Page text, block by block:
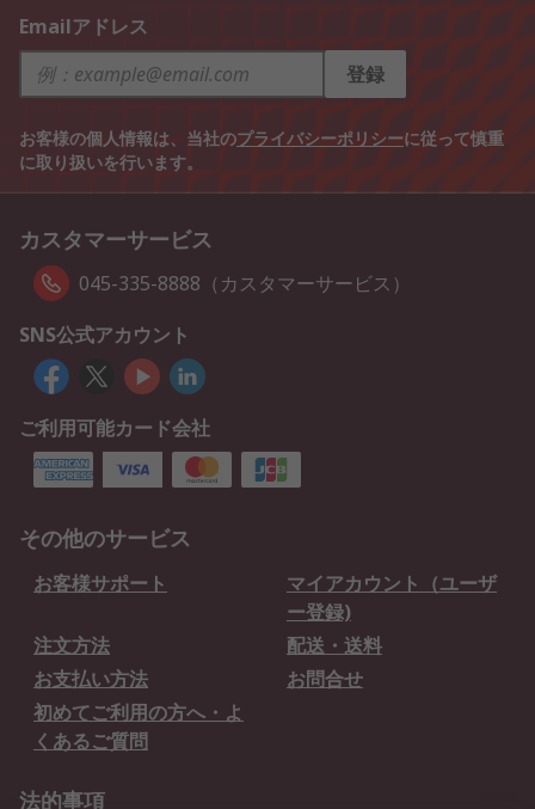
Emailアドレス
登録
お客様の個人情報は、当社のプライバシーポリシーに従って慎重
に取り扱いを行います。
カスタマーサービス
045-335-8888（カスタマーサービス）
SNS公式アカウント
ご利用可能カード会社
その他のサービス
お客様サポート
マイアカウント（ユーザ
ー登録)
注文方法
配送・送料
お支払い方法
お問合せ
初めてご利用の方へ・よ
くあるご質問
法的事項